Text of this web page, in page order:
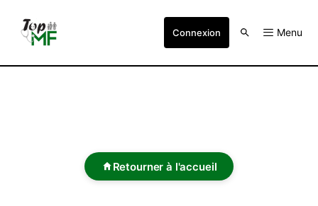
Connexion Menu
Retourner à l'accueil